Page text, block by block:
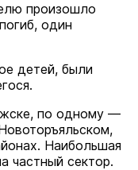
произошло
один
детей, были
по одному —
Наибольшая
частный сектор.